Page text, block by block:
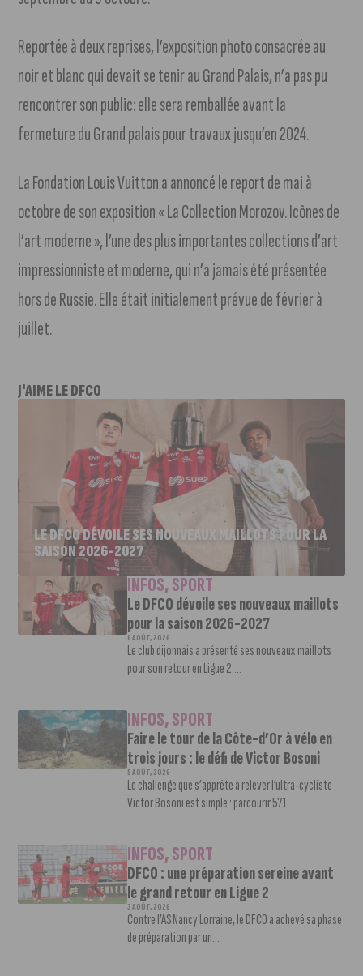
Reportée à deux reprises, l’exposition photo consacrée au
noir et blanc qui devait se tenir au Grand Palais, n’a pas pu
rencontrer son public: elle sera remballée avant la
fermeture du Grand palais pour travaux jusqu’en 2024.
La Fondation Louis Vuitton a annoncé le report de mai à
octobre de son exposition « La Collection Morozov. Icônes de
l’art moderne », l’une des plus importantes collections d’art
impressionniste et moderne, qui n’a jamais été présentée
hors de Russie. Elle était initialement prévue de février à
juillet.
J'AIME LE DFCO
LE DFCO DÉVOILE SES NOUVEAUX MAILLOTS POUR LA
SAISON 2026-2027
INFOS,SPORT
Le DFCO dévoile ses nouveaux maillots
pour la saison 2026-2027
6 AOÛT, 2026
Le club dijonnais a présenté ses nouveaux maillots
pour son retour en Ligue 2....
INFOS,SPORT
Faire le tour de la Côte-d’Or à vélo en
trois jours : le défi de Victor Bosoni
5 AOÛT, 2026
Le challenge que s’apprête à relever l’ultra-cycliste
Victor Bosoni est simple : parcourir 571...
INFOS,SPORT
DFCO : une préparation sereine avant
le grand retour en Ligue 2
3 AOÛT, 2026
Contre l’AS Nancy Lorraine, le DFCO a achevé sa phase
de préparation par un...